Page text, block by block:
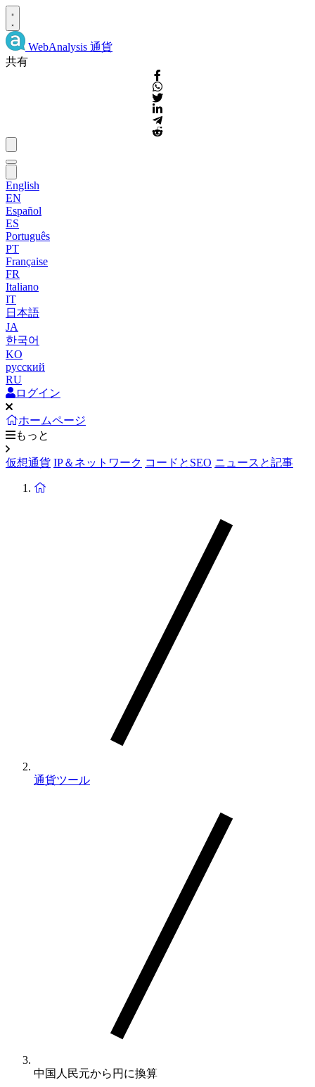
WebAnalysis 通貨
共有
English
EN
Español
ES
Português
PT
Française
FR
Italiano
IT
日本語
JA
한국어
KO
русский
RU
ログイン
ホームページ
もっと
仮想通貨 IP＆ネットワーク コードとSEO ニュースと記事
通貨ツール
中国人民元から円に換算